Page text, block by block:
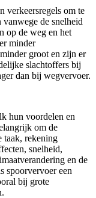
verkeersregels om te
de snelheid
op de weg en het
minder
groot en zijn er
slachtoffers bij
dan bij wegvervoer.
hun voordelen en
om de
taak, rekening
snelheid,
en de
spoorvervoer een
bij grote